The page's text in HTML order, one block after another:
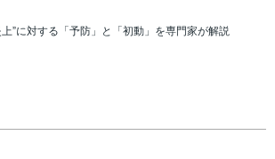
上”に対する「予防」と「初動」を専門家が解説